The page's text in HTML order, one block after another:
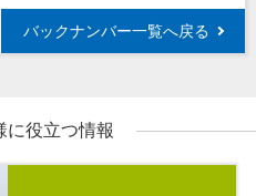
バックナンバー一覧へ戻る
に役立つ情報